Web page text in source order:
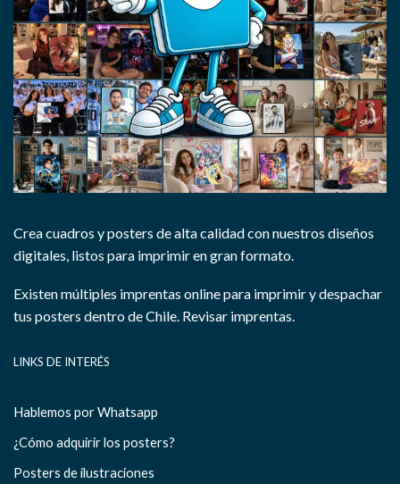
Crea cuadros y posters de alta calidad con nuestros diseños
digitales, listos para imprimir en gran formato.
Existen múltiples imprentas online para imprimir y despachar
tus posters dentro de Chile. Revisar imprentas.
LINKS DE INTERÉS
Hablemos por Whatsapp
¿Cómo adquirir los posters?
Posters de ilustraciones